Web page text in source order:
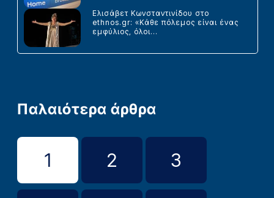
Ελισάβετ Κωνσταντινίδου στο
ethnos.gr: «Κάθε πόλεμος είναι ένας
εμφύλιος, όλοι...
Παλαιότερα άρθρα
1 2 3